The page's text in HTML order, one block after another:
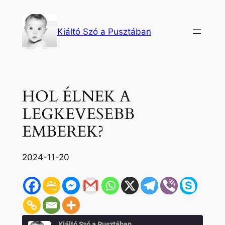
tartalomhoz
Kiáltó Szó a Pusztában
HOL ÉLNEK A
LEGKEVESEBB
EMBEREK?
2024-11-20